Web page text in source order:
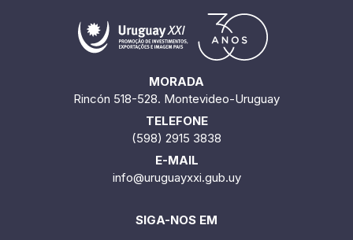
MORADA
Rincón 518-528. Montevideo-Uruguay
TELEFONE
(598) 2915 3838
E-MAIL
info@uruguayxxi.gub.uy
SIGA-NOS EM